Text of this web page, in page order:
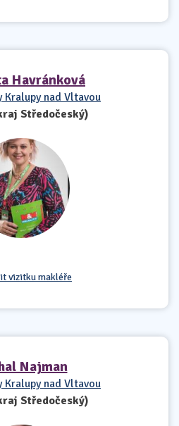
Havránková
nad Vltavou
Středočeský)
vizitku makléře
Najman
nad Vltavou
Středočeský)